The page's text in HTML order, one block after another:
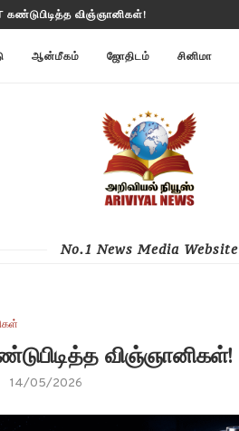
கண்காணிக்கிறது
ஆன்மீகம் ஜோதிடம் சினிமா
No.1 News Media Website
விஞ்ஞானிகள்!
14/05/2026